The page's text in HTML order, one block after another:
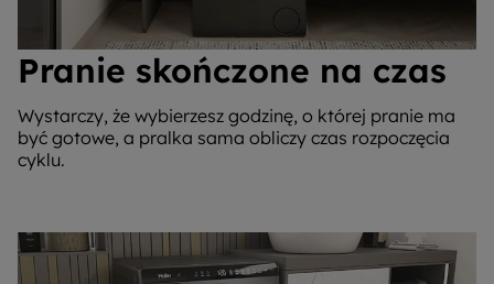
Pranie skończone na czas
Wystarczy, że wybierzesz godzinę, o której pranie ma
być gotowe, a pralka sama obliczy czas rozpoczęcia
cyklu.